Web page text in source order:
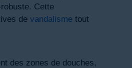
Cette
de vandalismetout
des zones de douches,